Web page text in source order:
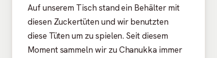
Auf unserem Tisch stand ein Behälter mit
diesen Zuckertüten und wir benutzten
diese Tüten um zu spielen. Seit diesem
Moment sammeln wir zu Chanukka immer